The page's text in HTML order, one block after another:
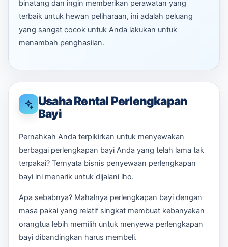
binatang dan ingin memberikan perawatan yang
terbaik untuk hewan peliharaan, ini adalah peluang
yang sangat cocok untuk Anda lakukan untuk
menambah penghasilan.
Usaha Rental Perlengkapan
Bayi
Pernahkah Anda terpikirkan untuk menyewakan
berbagai perlengkapan bayi Anda yang telah lama tak
terpakai? Ternyata bisnis penyewaan perlengkapan
bayi ini menarik untuk dijalani lho.
Apa sebabnya? Mahalnya perlengkapan bayi dengan
masa pakai yang relatif singkat membuat kebanyakan
orangtua lebih memilih untuk menyewa perlengkapan
bayi dibandingkan harus membeli.